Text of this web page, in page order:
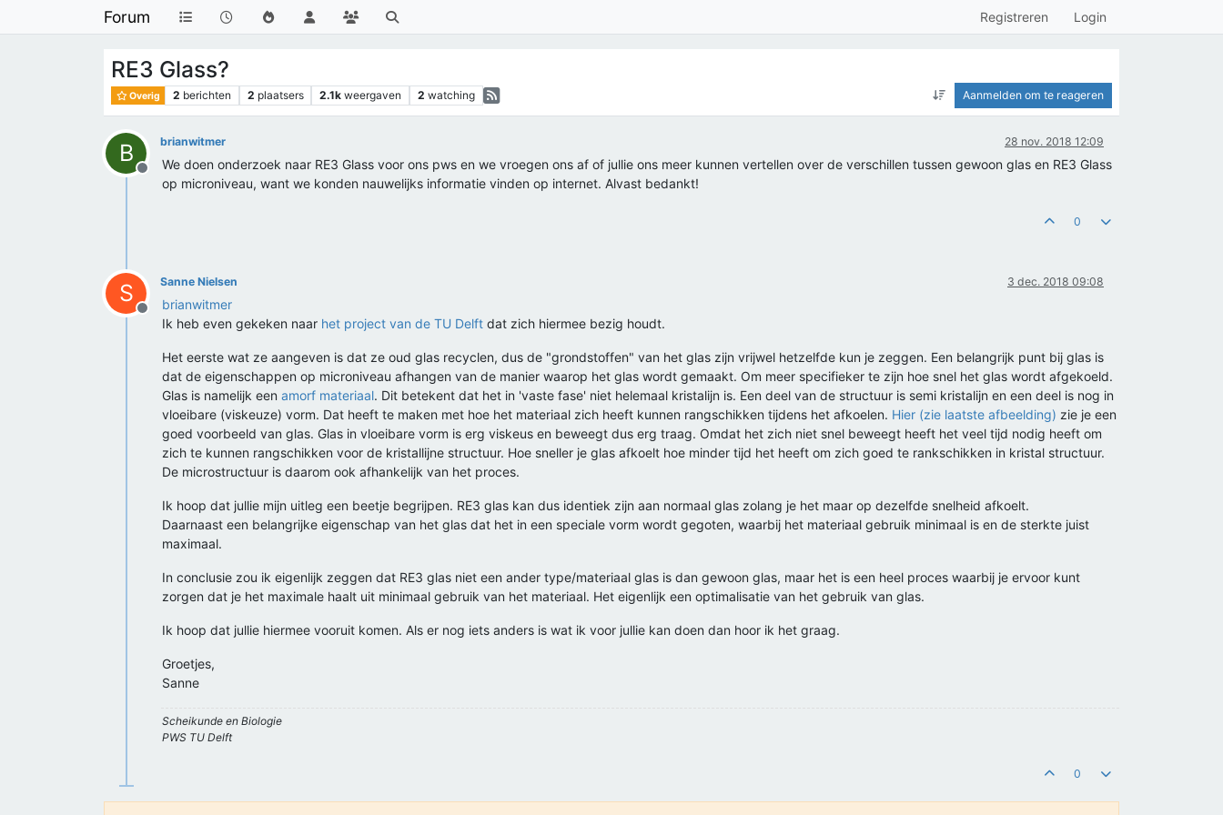
Forum Registreren Login
RE3 Glass?
Overig 2 berichten 2 plaatsers 2.1k weergaven 2 watching Aanmelden om te reageren
B
Offline
brianwitmer 28 nov. 2018 12:09
We doen onderzoek naar RE3 Glass voor ons pws en we vroegen ons af of jullie ons meer kunnen vertellen over de verschillen tussen gewoon glas en RE3 Glass
op microniveau, want we konden nauwelijks informatie vinden op internet. Alvast bedankt!
0
S
Offline
Sanne Nielsen 3 dec. 2018 09:08
brianwitmer
Ik heb even gekeken naar het project van de TU Delft dat zich hiermee bezig houdt.
Het eerste wat ze aangeven is dat ze oud glas recyclen, dus de "grondstoffen" van het glas zijn vrijwel hetzelfde kun je zeggen. Een belangrijk punt bij glas is
dat de eigenschappen op microniveau afhangen van de manier waarop het glas wordt gemaakt. Om meer specifieker te zijn hoe snel het glas wordt afgekoeld.
Glas is namelijk een amorf materiaal. Dit betekent dat het in 'vaste fase' niet helemaal kristalijn is. Een deel van de structuur is semi kristalijn en een deel is nog in
vloeibare (viskeuze) vorm. Dat heeft te maken met hoe het materiaal zich heeft kunnen rangschikken tijdens het afkoelen. Hier (zie laatste afbeelding) zie je een
goed voorbeeld van glas. Glas in vloeibare vorm is erg viskeus en beweegt dus erg traag. Omdat het zich niet snel beweegt heeft het veel tijd nodig heeft om
zich te kunnen rangschikken voor de kristallijne structuur. Hoe sneller je glas afkoelt hoe minder tijd het heeft om zich goed te rankschikken in kristal structuur.
De microstructuur is daarom ook afhankelijk van het proces.
Ik hoop dat jullie mijn uitleg een beetje begrijpen. RE3 glas kan dus identiek zijn aan normaal glas zolang je het maar op dezelfde snelheid afkoelt.
Daarnaast een belangrijke eigenschap van het glas dat het in een speciale vorm wordt gegoten, waarbij het materiaal gebruik minimaal is en de sterkte juist
maximaal.
In conclusie zou ik eigenlijk zeggen dat RE3 glas niet een ander type/materiaal glas is dan gewoon glas, maar het is een heel proces waarbij je ervoor kunt
zorgen dat je het maximale haalt uit minimaal gebruik van het materiaal. Het eigenlijk een optimalisatie van het gebruik van glas.
Ik hoop dat jullie hiermee vooruit komen. Als er nog iets anders is wat ik voor jullie kan doen dan hoor ik het graag.
Groetjes,
Sanne
Scheikunde en Biologie
PWS TU Delft
0